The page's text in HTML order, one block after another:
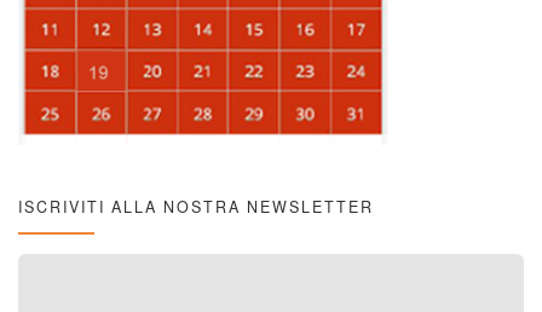
ISCRIVITI ALLA NOSTRA NEWSLETTER